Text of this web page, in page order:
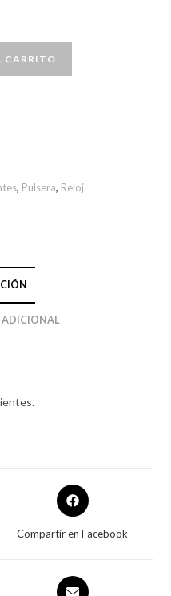
CARRITO
, Pulsera, Reloj
ADICIONAL
Compartir en Facebook